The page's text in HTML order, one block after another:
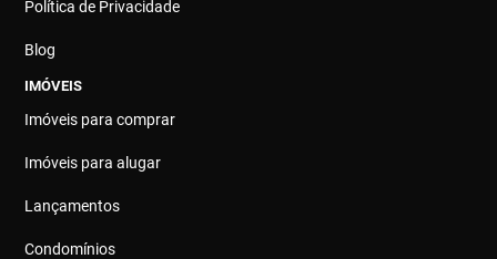
Política de Privacidade
Blog
IMÓVEIS
Imóveis para comprar
Imóveis para alugar
Lançamentos
Condomínios